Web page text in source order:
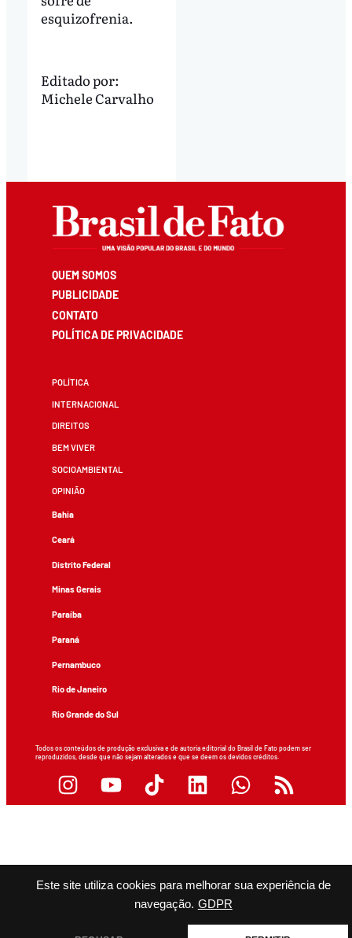
Este site utiliza cookies para melhorar sua experiência de
navegação. GDPR
esquizofrenia.
Editado por:
Michele Carvalho
QUEM SOMOS
PUBLICIDADE
CONTATO
POLÍTICA DE PRIVACIDADE
POLÍTICA
INTERNACIONAL
DIREITOS
BEM VIVER
SOCIOAMBIENTAL
OPINIÃO
Bahia
Ceará
Distrito Federal
Minas Gerais
Paraíba
Paraná
Pernambuco
Rio de Janeiro
Rio Grande do Sul
Todos os conteúdos de produção exclusiva e de autoria editorial do Brasil de Fato podem ser
reproduzidos, desde que não sejam alterados e que se deem os devidos créditos.